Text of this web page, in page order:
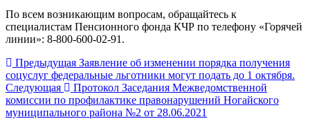
По всем возникающим вопросам, обращайтесь к
специалистам Пенсионного фонда КЧР по телефону «Горячей
линии»: 8-800-600-02-91.
Предыдущая Заявление об изменении порядка получения
соцуслуг федеральные льготники могут подать до 1 октября.
Следующая
Протокол Заседания Межведомственной
комиссии по профилактике правонарушений Ногайского
муниципального района №2 от 28.06.2021